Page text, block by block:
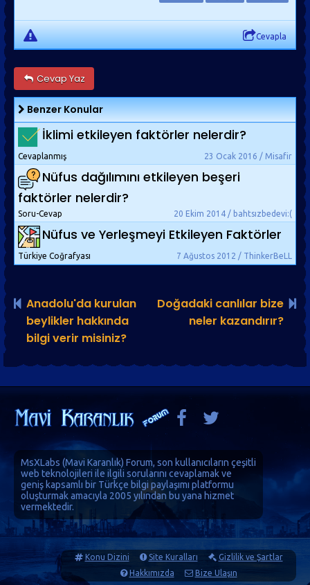
Cevapla
Cevap Yaz
Benzer Konular
İklimi etkileyen faktörler nelerdir?
23 Ocak 2016 / Misafir
Cevaplanmış
Nüfus dağılımını etkileyen beşeri
faktörler nelerdir?
20 Ekim 2014 / bahtsızbedevi:(
Soru-Cevap
Nüfus ve Yerleşmeyi Etkileyen Faktörler
7 Ağustos 2012 / ThinkerBeLL
Türkiye Coğrafyası
Anadolu'da kurulan
beylikler hakkında
bilgi verir misiniz?
Doğadaki canlılar bize
neler kazandırır?
MsXLabs (Mavi Karanlık) Forum, son kullanıcıların çeşitli
web teknolojileri ile ilgili sorularını cevaplamak ve
geniş kapsamlı bir Türkçe bilgi paylaşımı platformu
oluşturmak amacıyla 2005 yılından bu yana hizmet
vermektedir.
Konu Dizini Site Kuralları
Gizlilik ve Şartlar
Hakkımızda
Bize Ulaşın